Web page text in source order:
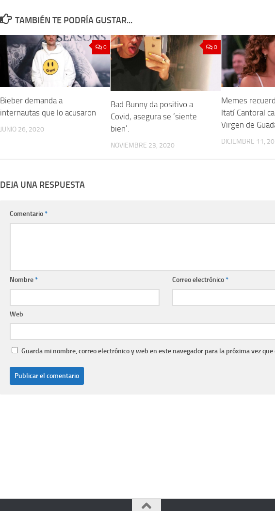
TAMBIÉN TE PODRÍA GUSTAR...
0
Bieber demanda a
internautas que lo acusaron
JUNIO 26, 2020
0
Bad Bunny da positivo a
Covid, asegura se ‘siente
bien’.
NOVIEMBRE 23, 2020
Memes
Itatí Cantoral
Virgen de
DICIEMBRE 11,
DEJA UNA RESPUESTA
Comentario*
Nombre* Correo electrónico*
Web
Guarda mi nombre, correo electrónico y web en este navegador para la próxima vez que